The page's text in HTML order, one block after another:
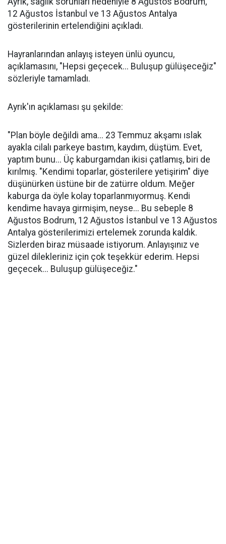
12 Ağustos İstanbul ve 13 Ağustos Antalya
gösterilerinin ertelendiğini açıkladı.
Hayranlarından anlayış isteyen ünlü oyuncu,
açıklamasını, "Hepsi geçecek... Buluşup gülüşeceğiz"
sözleriyle tamamladı.
Ayrık'ın açıklaması şu şekilde:
"Plan böyle değildi ama... 23 Temmuz akşamı ıslak
ayakla cilalı parkeye bastım, kaydım, düştüm. Evet,
yaptım bunu... Üç kaburgamdan ikisi çatlamış, biri de
kırılmış. "Kendimi toparlar, gösterilere yetişirim" diye
düşünürken üstüne bir de zatürre oldum. Meğer
kaburga da öyle kolay toparlanmıyormuş. Kendi
kendime havaya girmişim, neyse... Bu sebeple 8
Ağustos Bodrum, 12 Ağustos İstanbul ve 13 Ağustos
Antalya gösterilerimizi ertelemek zorunda kaldık.
Sizlerden biraz müsaade istiyorum. Anlayışınız ve
güzel dilekleriniz için çok teşekkür ederim. Hepsi
geçecek... Buluşup gülüşeceğiz."